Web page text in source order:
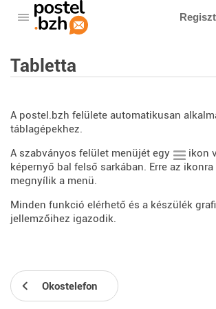
Nyissa meg a menüt
Tabletta
A postel.bzh felülete automatikusan
táblagépekhez.
A szabványos felület menüjét egy
ikon
képernyő bal felső sarkában. Erre az
megnyílik a menü.
Minden funkció elérhető és a készülék
jellemzőihez igazodik.
Okostelefon